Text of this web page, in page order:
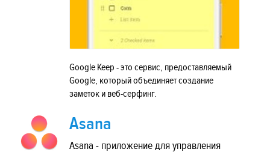
Google Keep - это сервис, предоставляемый
Google, который объединяет создание
заметок и веб-серфинг.
Asana
Asana - приложение для управления